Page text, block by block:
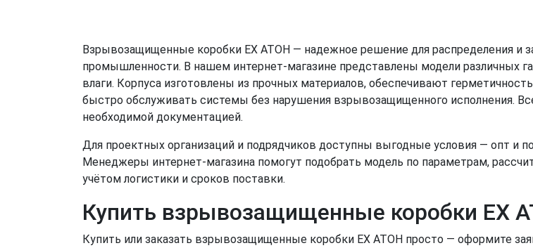
Взрывозащищенные коробки EX АТОН — надежное решение для распределения и
промышленности. В нашем интернет-магазине представлены модели различных
влаги. Корпуса изготовлены из прочных материалов, обеспечивают
быстро обслуживать системы без нарушения взрывозащищенного исполнения.
необходимой документацией.
Для проектных организаций и подрядчиков доступны выгодные условия — опт и
Менеджеры интернет-магазина помогут подобрать модель по параметрам,
учётом логистики и сроков поставки.
Купить взрывозащищенные коробки EX
Купить или заказать взрывозащищенные коробки EX АТОН просто — оформите